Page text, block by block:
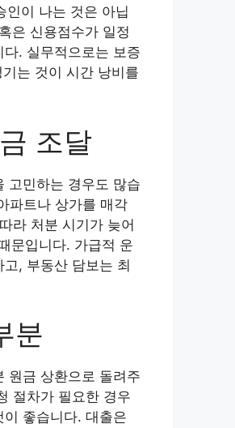
인이 나는 것은 아닙
은 신용점수가 일정
. 실무적으로는 보증
는 것이 시간 낭비를
조달
고민하는 경우도 많습
파트나 상가를 매각
라 처분 시기가 늦어
문입니다. 가급적 운
, 부동산 담보는 최
분
원금 상환으로 돌려주
절차가 필요한 경우
좋습니다. 대출은